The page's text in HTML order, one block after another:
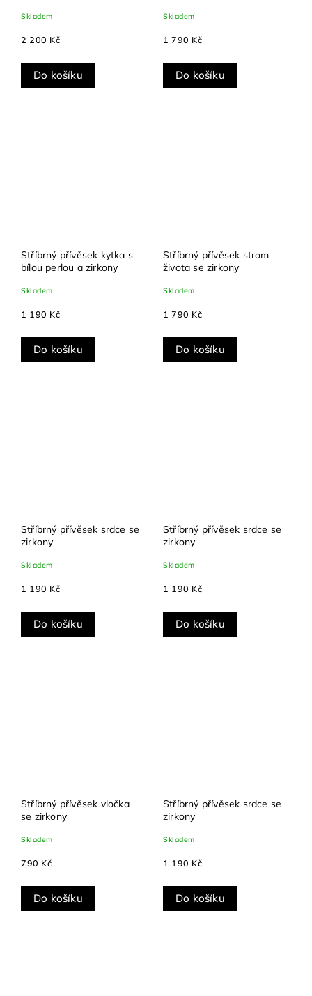
Skladem
2 200 Kč
Do košíku
Skladem
1 790 Kč
Do košíku
Stříbrný přívěsek kytka s
bílou perlou a zirkony
Skladem
1 190 Kč
Do košíku
Stříbrný přívěsek strom
života se zirkony
Skladem
1 790 Kč
Do košíku
Stříbrný přívěsek srdce se
zirkony
Skladem
1 190 Kč
Do košíku
Stříbrný přívěsek srdce se
zirkony
Skladem
1 190 Kč
Do košíku
Stříbrný přívěsek vločka
se zirkony
Skladem
790 Kč
Do košíku
Stříbrný přívěsek srdce se
zirkony
Skladem
1 190 Kč
Do košíku